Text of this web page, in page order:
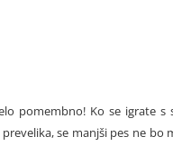
pomembno! Ko se igrate
se manjši pes ne